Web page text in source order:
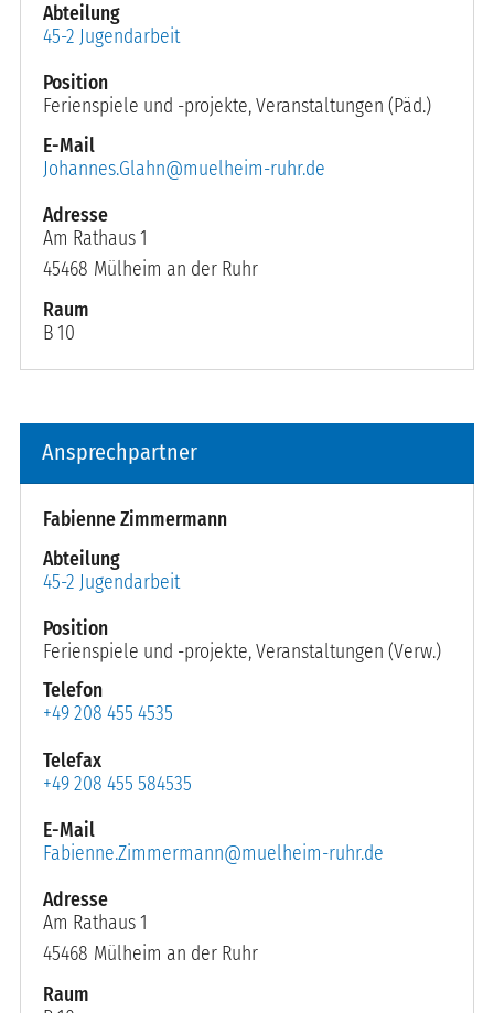
Abteilung
45-2 Jugendarbeit
Position
Ferienspiele und -projekte, Veranstaltungen (Päd.)
E-Mail
Johannes.Glahn@muelheim-ruhr.de
Am Rathaus 1
45468 Mülheim an der Ruhr
Raum
B 10
Ansprechpartner
Fabienne Zimmermann
Abteilung
45-2 Jugendarbeit
Position
Ferienspiele und -projekte, Veranstaltungen (Verw.)
Telefon
+49 208 455 4535
Telefax
+49 208 455 584535
E-Mail
Fabienne.Zimmermann@muelheim-ruhr.de
Am Rathaus 1
45468 Mülheim an der Ruhr
Raum